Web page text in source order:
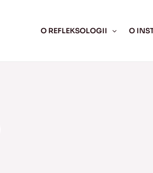
O REFLEKSOLOGII O